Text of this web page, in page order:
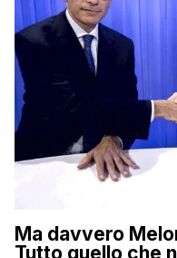
Ma davvero
Tutto quello che